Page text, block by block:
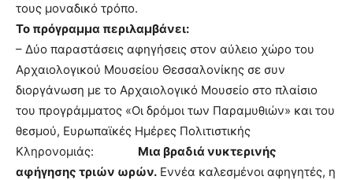
τους μοναδικό τρόπο.
Το πρόγραμμα περιλαμβάνει:
– Δύο παραστάσεις αφηγήσεις στον αύλειο χώρο του
Αρχαιολογικού Μουσείου Θεσσαλονίκης σε συν
διοργάνωση με το Αρχαιολογικό Μουσείο στο πλαίσιο
του προγράμματος «Οι δρόμοι των Παραμυθιών» και του
θεσμού, Ευρωπαϊκές Ημέρες Πολιτιστικής
Κληρονομιάς: Μια βραδιά νυκτερινής
αφήγησης τριών ωρών. Εννέα καλεσμένοι αφηγητές, η